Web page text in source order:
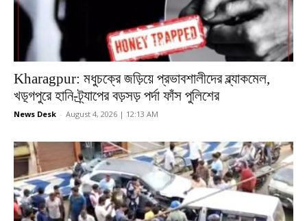
Kharagpur: মধুচক্রে জড়িয়ে প্রভাবশালীদের ব্ল্যাকমেল,
খড়্গপুরে হানি-ট্র্যাপের বড়সড় পর্দা ফাঁস পুলিশের
News Desk - August 4, 2026 | 12:13 AM